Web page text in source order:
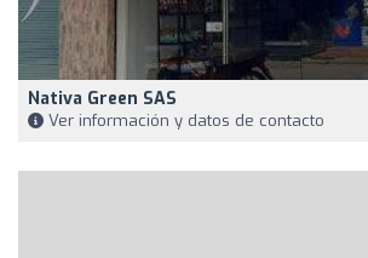
Nativa Green SAS
Ver información y datos de contacto